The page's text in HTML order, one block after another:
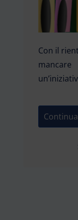
Con il
Torna
A
Scuola